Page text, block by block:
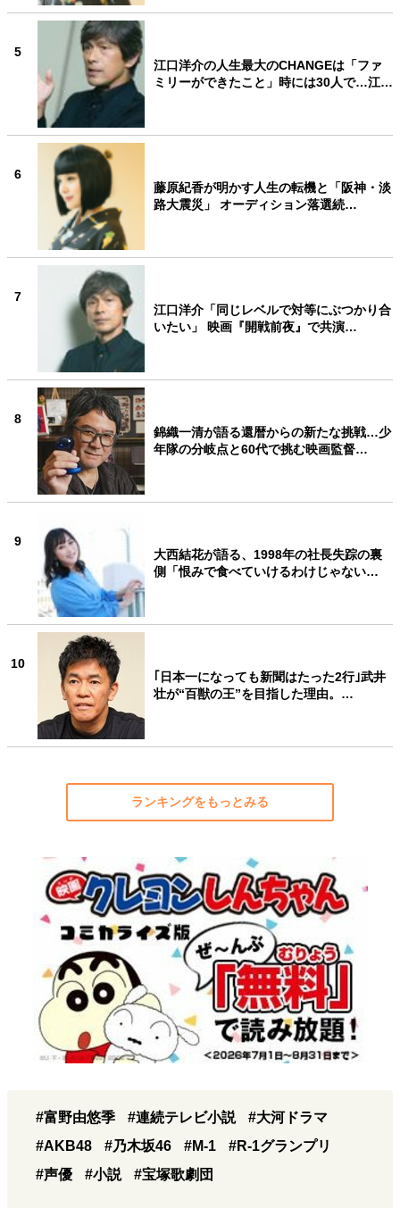
5
江口洋介の人生最大のCHANGEは「ファ
ミリーができたこと」時には30人で…江…
6
藤原紀香が明かす人生の転機と「阪神・淡
路大震災」 オーディション落選続…
7
江口洋介「同じレベルで対等にぶつかり合
いたい」 映画『開戦前夜』で共演…
8
錦織一清が語る還暦からの新たな挑戦…少
年隊の分岐点と60代で挑む映画監督…
9
大西結花が語る、1998年の社長失踪の裏
側「恨みで食べていけるわけじゃない…
10
｢日本一になっても新聞はたった2行｣武井
壮が“百獣の王”を目指した理由。…
ランキングをもっとみる
#富野由悠季 #連続テレビ小説
#大河ドラマ
#AKB48
#乃木坂46 #M-1
#R-1グランプリ
#声優
#小説 #宝塚歌劇団